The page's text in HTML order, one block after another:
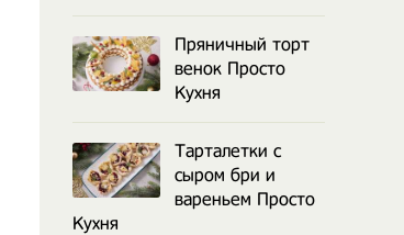
Пряничный торт
венок Просто
Кухня
Тарталетки с
сыром бри и
вареньем Просто
Кухня